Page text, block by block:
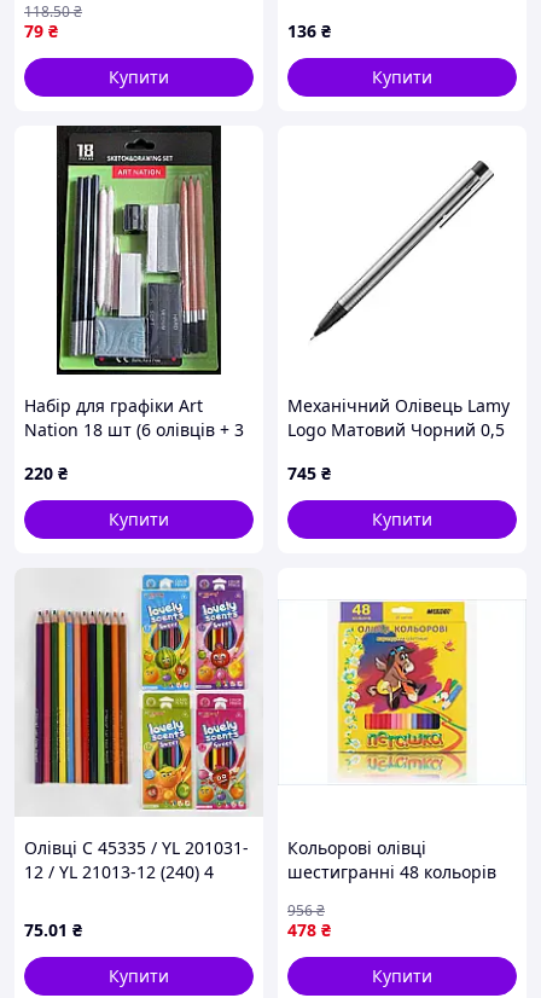
79 ₴
118.50₴
Купити
136 ₴
Купити
Набір для графіки Art
Nation 18 шт (6 олівців + 3
3 розтушування + 3
пастелі + точило) блістер
SK
220 ₴
Купити
Механічний Олівець Lamy
Logo Матовий Чорний 0,5
745 ₴
Купити
Олівці С 45335 / YL 201031-
12 / YL 21013-12 (240) 4
упаковці
75.01 ₴
Купити
Кольорові олівці
шестигранні 48 кольорів
діаметр грифеля 29 мм
478 ₴
956₴
Купити